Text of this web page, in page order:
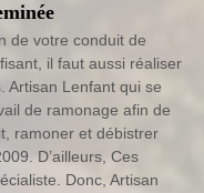
de votre conduit de
il faut aussi réaliser
Artisan Lenfant qui se
de ramonage afin de
ramoner et débistrer
D’ailleurs, Ces
Donc, Artisan